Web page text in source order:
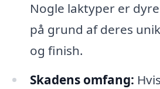
Nogle laktyper er
på grund af deres
og finish.
Skadens omfang: